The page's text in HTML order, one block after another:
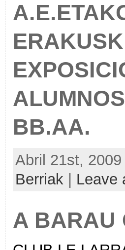
BB.AA.
Abril 21st,
Berriak
Leave
A BARAU